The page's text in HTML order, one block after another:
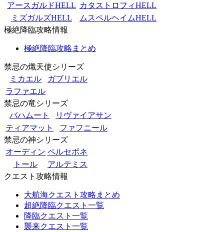
アースガルドHELL カタストロフィHELL
ミズガルズHELL
ムスペルヘイムHELL
極絶降臨攻略情報
極絶降臨攻略まとめ
禁忌の熾天使シリーズ
ミカエル
ガブリエル
ラファエル
禁忌の竜シリーズ
バハムート
リヴァイアサン
ティアマット
ファフニール
禁忌の神シリーズ
オーディン ペルセポネ
トール
アルテミス
クエスト攻略情報
大航海クエスト攻略まとめ
超絶降臨クエスト一覧
降臨クエスト一覧
襲来クエスト一覧